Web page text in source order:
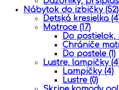
Nábytok do izbičky (52)
Detská kresielka
Matrace (17)
Do postielok,
Chrániče
Do postele (1)
Lustre, lampičky
Lampičky (4)
Lustre (0)